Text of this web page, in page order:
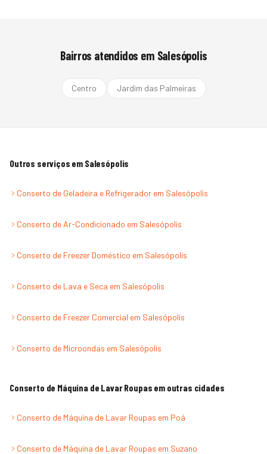
Bairros atendidos em Salesópolis
Centro Jardim das Palmeiras
Outros serviços em Salesópolis
Conserto de Geladeira e Refrigerador em Salesópolis
Conserto de Ar-Condicionado em Salesópolis
Conserto de Freezer Doméstico em Salesópolis
Conserto de Lava e Seca em Salesópolis
Conserto de Freezer Comercial em Salesópolis
Conserto de Microondas em Salesópolis
Conserto de Máquina de Lavar Roupas em outras cidades
Conserto de Máquina de Lavar Roupas em Poá
Conserto de Máquina de Lavar Roupas em Suzano